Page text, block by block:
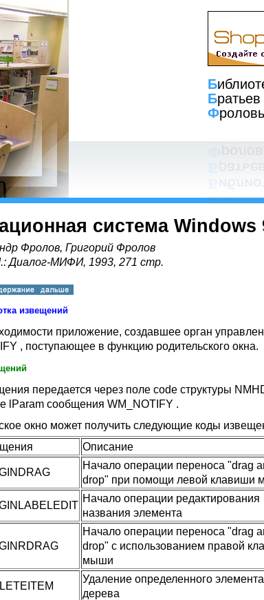
Б
Братьев
Ф
система Windows
Фролов, Григорий Фролов
Диалог-МИФИ, 1993, 271 стр.
извещений
приложение, создавшее орган
, поступающее в функцию родительского окна.
передается через поле code структуры
lParam сообщения WM_NOTIFY .
окно может получить следующие коды
Описание
Начало операции переноса "drag
drop" при помощи левой клавиши
Начало операции редактирования
названия элемента
Начало операции переноса "drag
drop" с использованием правой
мыши
Удаление определенного элемента
дерева